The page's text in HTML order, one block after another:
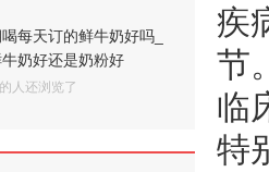
疾
节
临
特
每天订的鲜牛奶好吗_
奶好还是奶粉好
的人还浏览了